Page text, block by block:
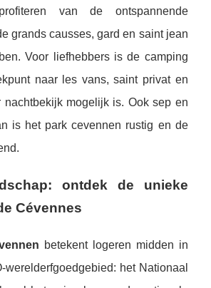
van de ontspannende
grands causses, gard en saint jean
Voor liefhebbers is de camping
naar les vans, saint privat en
nachtbekijk mogelijk is. Ook sep en
is het park cevennen rustig en de
ontdek de unieke
Cévennes
betekent logeren midden in
het Nationaal